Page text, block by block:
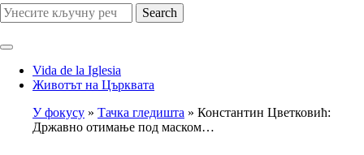
Search
Vida de la Iglesia
Животът на Църквата
Breadcrumb
У фокусу Тачка гледишта
Константин Цветковић:
Државно отимање под маском…